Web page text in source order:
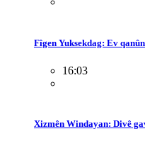
Fîgen Yuksekdag: Ev
16:03
Xizmên Windayan: Divê